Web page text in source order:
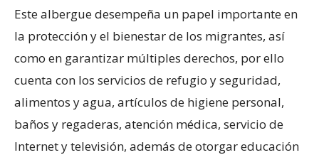
Este albergue desempeña un papel importante en
la protección y el bienestar de los migrantes, así
como en garantizar múltiples derechos, por ello
cuenta con los servicios de refugio y seguridad,
alimentos y agua, artículos de higiene personal,
baños y regaderas, atención médica, servicio de
Internet y televisión, además de otorgar educación